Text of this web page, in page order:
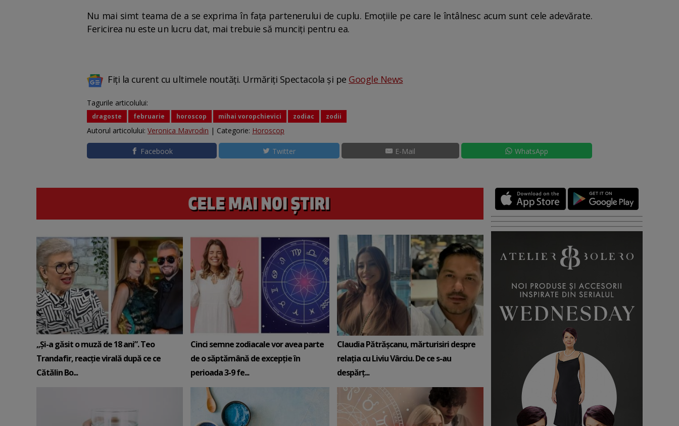
Nu mai simt teama de a se exprima în faţa partenerului de cuplu. Emoţiile pe care le întâlnesc acum sunt cele adevărate.
Fericirea nu este un lucru dat, mai trebuie să munciţi pentru ea.
Fiți la curent cu ultimele noutăți. Urmăriți Spectacola și pe Google News
Tagurile articolului:
dragoste februarie horoscop mihai voropchievici zodiac zodii
Autorul articolului: Veronica Mavrodin | Categorie: Horoscop
Facebook Twitter E-Mail WhatsApp
„Și-a găsit o muză de 18 ani”. Teo
Trandafir, reacție virală după ce ce
Cătălin Bo...
Cinci semne zodiacale vor avea parte
de o săptămână de excepție în
perioada 3-9 fe...
Claudia Pătrășcanu, mărturisiri despre
relația cu Liviu Vârciu. De ce s-au
despărț...